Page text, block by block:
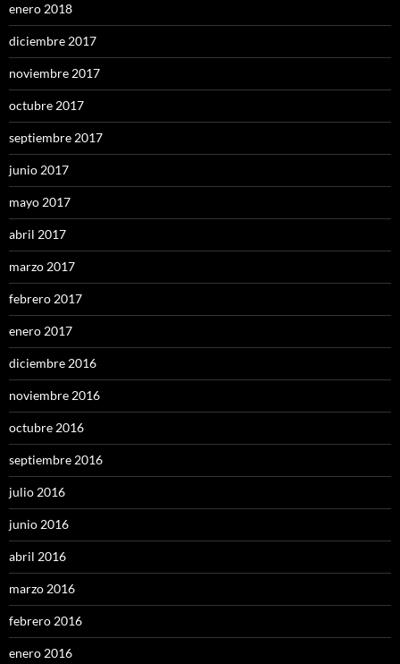
enero 2018
diciembre 2017
noviembre 2017
octubre 2017
septiembre 2017
junio 2017
mayo 2017
abril 2017
marzo 2017
febrero 2017
enero 2017
diciembre 2016
noviembre 2016
octubre 2016
septiembre 2016
julio 2016
junio 2016
abril 2016
marzo 2016
febrero 2016
enero 2016